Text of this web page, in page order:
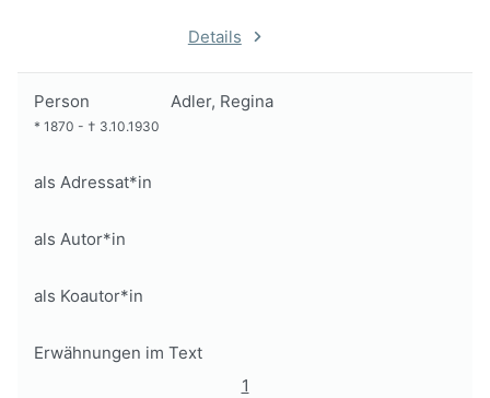
Details
Person Adler, Regina
* 1870 - † 3.10.1930
als Adressat*in
als Autor*in
als Koautor*in
Erwähnungen im Text
1